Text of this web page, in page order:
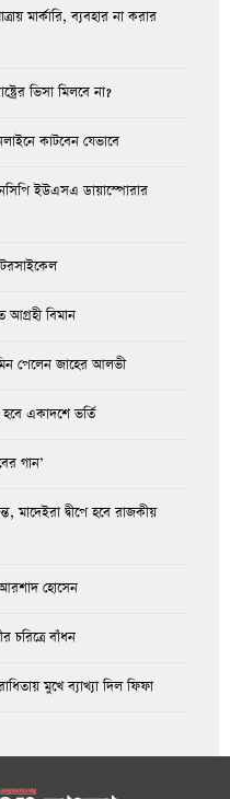
মার্কারি, ব্যবহার না করার
ভিসা মিলবে না?
কাটবেন যেভাবে
ইউএসএ ডায়াস্পোরার
আগ্রহী বিমান
পেলেন জাহের আলভী
একাদশে ভর্তি
গান’
মাদেইরা দ্বীপে হবে রাজকীয়
আরশাদ হোসেন
চরিত্রে বাঁধন
মুখে ব্যাখ্যা দিল ফিফা